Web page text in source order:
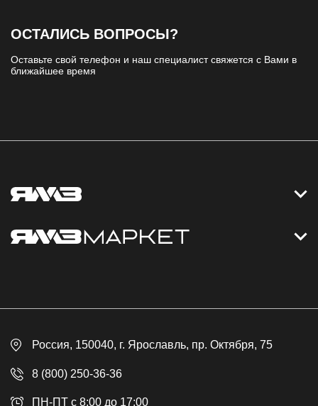
ОСТАЛИСЬ ВОПРОСЫ?
Оставьте свой телефон и наш специалист свяжется с Вами в
ближайшее время
Контакты
Доставка
Контакты
Гарантия
Россия, 150040, г. Ярославль, пр. Октября, 75
8 (800) 250-36-36
ПН-ПТ с 8:00 до 17:00